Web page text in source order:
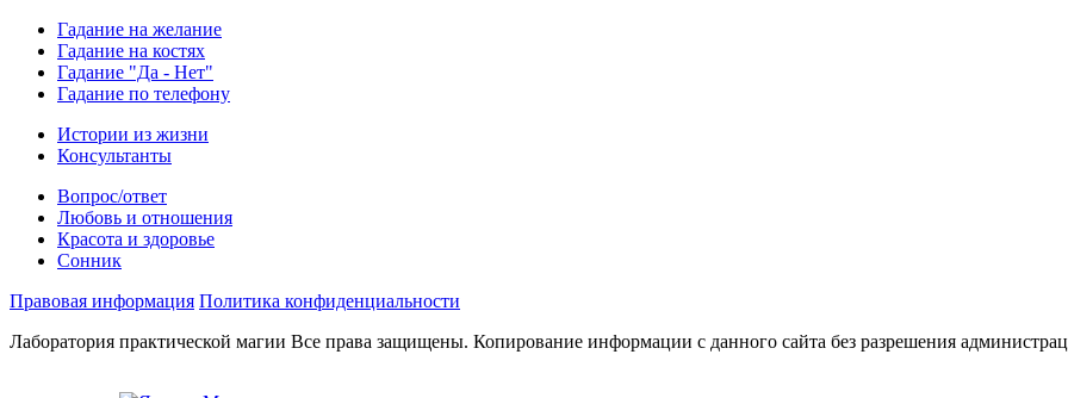
Гадание на желание
Гадание на костях
Гадание "Да - Нет"
Гадание по телефону
Истории из жизни
Консультанты
Вопрос/ответ
Любовь и отношения
Красота и здоровье
Сонник
Правовая информация Политика конфиденциальности
Лаборатория практической магии Все права защищены. Копирование информации с данного сайта без разрешения